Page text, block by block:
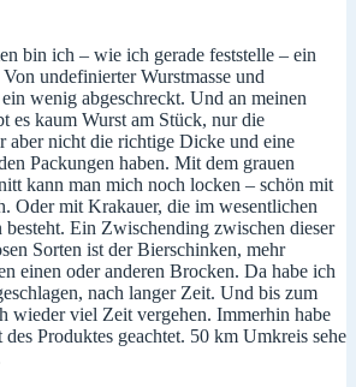
bin ich – wie ich gerade feststelle – ein
undefinierter Wurstmasse und
wenig abgeschreckt. Und an meinen
es kaum Wurst am Stück, nur die
aber nicht die richtige Dicke und eine
Packungen haben. Mit dem grauen
kann man mich noch locken – schön mit
Oder mit Krakauer, die im wesentlichen
besteht. Ein Zwischending zwischen dieser
Sorten ist der Bierschinken, mehr
einen oder anderen Brocken. Da habe ich
nach langer Zeit. Und bis zum
wieder viel Zeit vergehen. Immerhin habe
Produktes geachtet. 50 km Umkreis sehe